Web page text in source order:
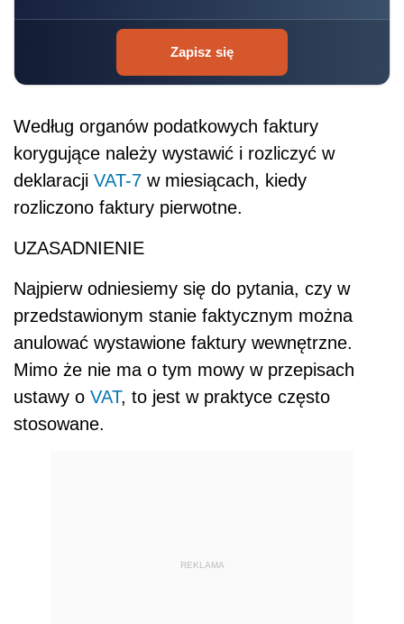
Zapisz się
Według organów podatkowych faktury
korygujące należy wystawić i rozliczyć w
deklaracji VAT-7 w miesiącach, kiedy
rozliczono faktury pierwotne.
UZASADNIENIE
Najpierw odniesiemy się do pytania, czy w
przedstawionym stanie faktycznym można
anulować wystawione faktury wewnętrzne.
Mimo że nie ma o tym mowy w przepisach
ustawy o VAT, to jest w praktyce często
stosowane.
REKLAMA